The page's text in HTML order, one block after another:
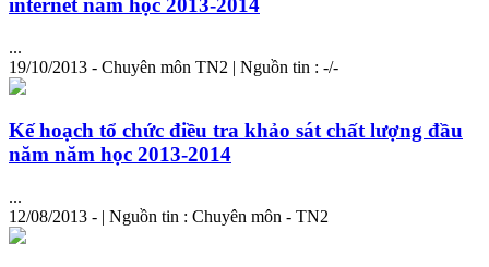
internet năm học 2013-2014
...
19/10/2013 - Chuyên môn TN2 | Nguồn tin : -/-
Kế hoạch tổ chức điều tra khảo sát chất lượng đầu
năm năm học 2013-2014
...
12/08/2013 - | Nguồn tin : Chuyên môn - TN2